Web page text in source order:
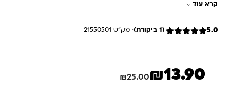
קרא עוד
5.0
לקוחות
(1 ביקורת) · מק"ט 21550501
₪25.00
המחיר המקורי היה: ₪25.00.
₪13.90
המחיר הנוכחי הוא: ₪13.90.